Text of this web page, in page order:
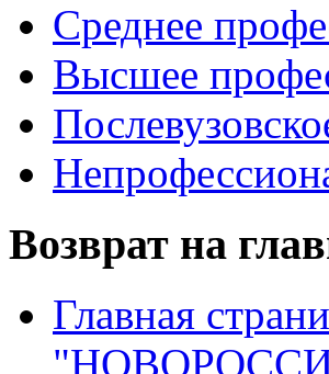
Среднее
Высшее
Возврат на
Главная